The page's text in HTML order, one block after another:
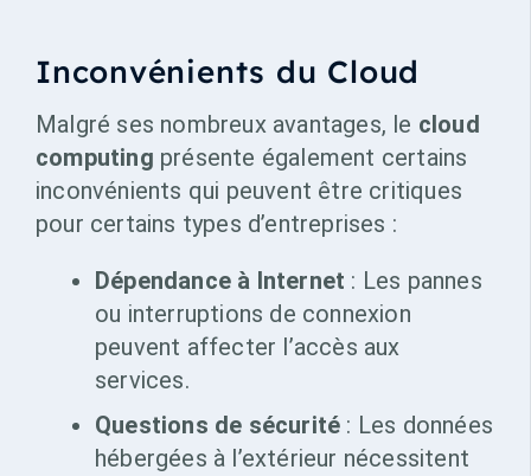
Inconvénients du Cloud
Malgré ses nombreux avantages, le cloud
computing présente également certains
inconvénients qui peuvent être critiques
pour certains types d’entreprises :
Dépendance à Internet : Les pannes
ou interruptions de connexion
peuvent affecter l’accès aux
services.
Questions de sécurité : Les données
hébergées à l’extérieur nécessitent